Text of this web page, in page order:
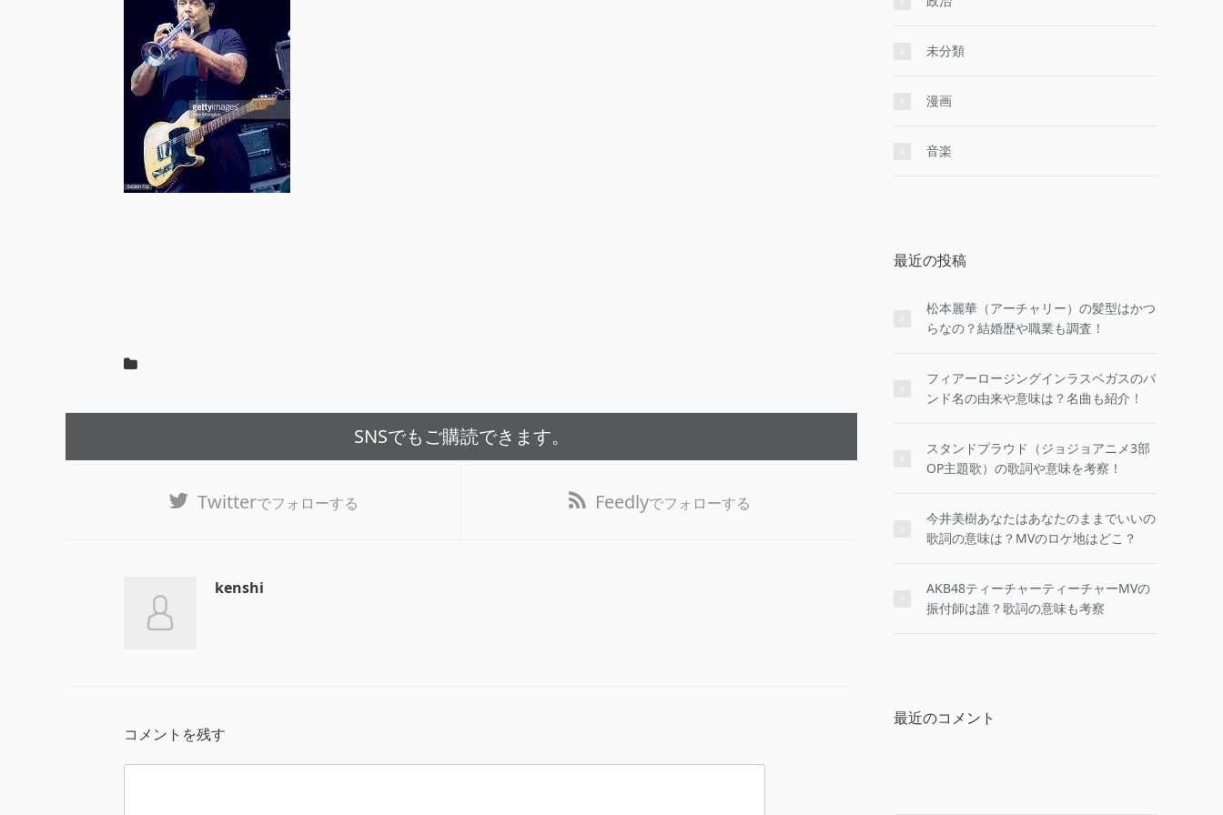
SNSでもご購読できます。
Twitterでフォローする Feedlyでフォローする
kenshi
コメントを残す
未分類
漫画
音楽
最近の投稿
松本麗華（アーチャリー）の髪型はかつ
らなの？結婚歴や職業も調査！
フィアーロージングインラスベガスのバ
ンド名の由来や意味は？名曲も紹介！
スタンドプラウド（ジョジョアニメ3部
OP主題歌）の歌詞や意味を考察！
今井美樹あなたはあなたのままでいいの
歌詞の意味は？MVのロケ地はどこ？
AKB48ティーチャーティーチャーMVの
振付師は誰？歌詞の意味も考察
最近のコメント